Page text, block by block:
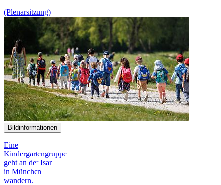
(Plenarsitzung)
Bildinformationen
Eine
Kindergartengruppe
geht an der Isar
in München
wandern.